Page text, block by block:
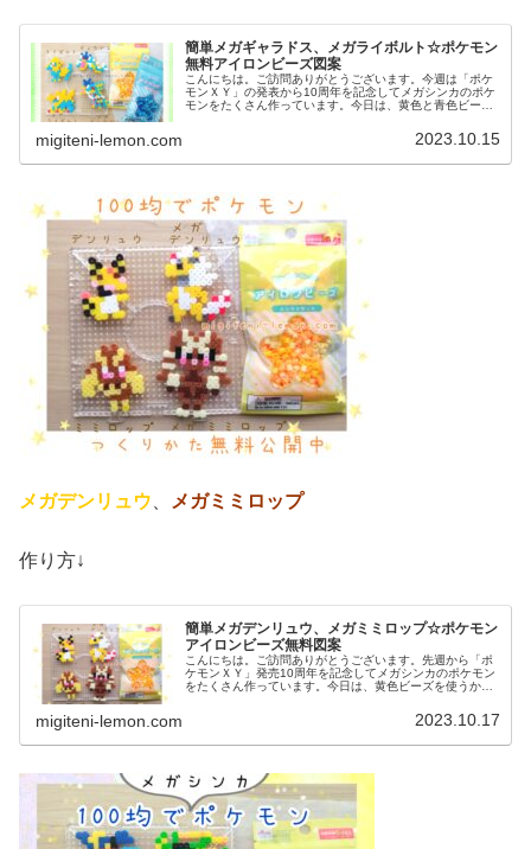
簡単メガギャラドス、メガライボルト☆ポケモン
無料アイロンビーズ図案
こんにちは。ご訪問ありがとうございます。今週は「ポケ
モンＸＹ」の発表から10周年を記念してメガシンカのポケ
モンをたくさん作っています。今日は、黄色と青色ビーズ
migiteni-lemon.com 2023.10.15
メガデンリュウ メガミミロップ
作り方↓
簡単メガデンリュウ、メガミミロップ☆ポケモン
アイロンビーズ無料図案
こんにちは。ご訪問ありがとうございます。先週から「ポ
ケモンＸＹ」発売10周年を記念してメガシンカのポケモン
をたくさん作っています。今日は、黄色ビーズを使うかわ
migiteni-lemon.com 2023.10.17